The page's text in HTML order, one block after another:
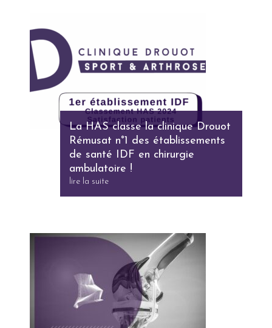
La HAS classe la clinique Drouot
Rémusat n°1 des établissements
de santé IDF en chirurgie
ambulatoire !
lire la suite